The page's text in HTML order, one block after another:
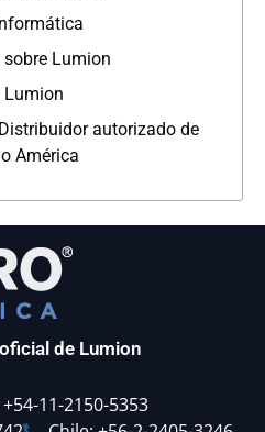
Lumion
Lumion
autorizado de
América
de Lumion
11-2150-5353